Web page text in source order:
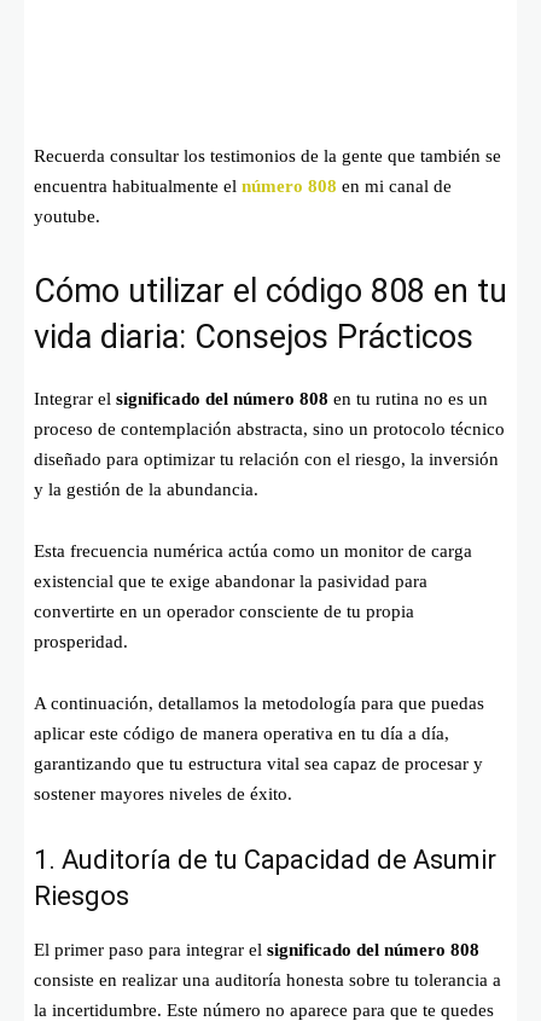
Recuerda consultar los testimonios de la gente que también se
encuentra habitualmente el número 808 en mi canal de
youtube.
Cómo utilizar el código 808 en tu
vida diaria: Consejos Prácticos
Integrar el significado del número 808 en tu rutina no es un
proceso de contemplación abstracta, sino un protocolo técnico
diseñado para optimizar tu relación con el riesgo, la inversión
y la gestión de la abundancia.
Esta frecuencia numérica actúa como un monitor de carga
existencial que te exige abandonar la pasividad para
convertirte en un operador consciente de tu propia
prosperidad.
A continuación, detallamos la metodología para que puedas
aplicar este código de manera operativa en tu día a día,
garantizando que tu estructura vital sea capaz de procesar y
sostener mayores niveles de éxito.
1. Auditoría de tu Capacidad de Asumir
Riesgos
El primer paso para integrar el significado del número 808
consiste en realizar una auditoría honesta sobre tu tolerancia a
la incertidumbre. Este número no aparece para que te quedes